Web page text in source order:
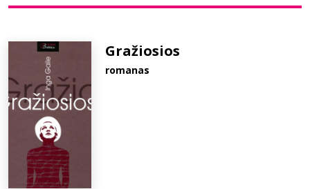
Gražiosios
romanas